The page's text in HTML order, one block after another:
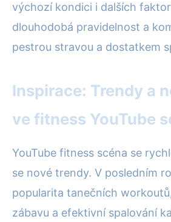
výchozí kondici i dalších
dlouhodobá pravidelnost a
pestrou stravou a dostatkem
Inspirace: Trendy a
ve fitness YouTube
YouTube fitness scéna se
se nové trendy. V posledním
popularita tanečních
zábavu a efektivní spalování